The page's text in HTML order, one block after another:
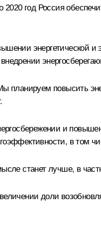
2020 год Россия
энергетической
планируем повысить
и
в том
станет лучше, в
доли